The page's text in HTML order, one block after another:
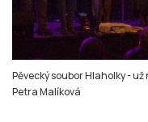
Pěvecký soubor Hlaholky -
Petra Malíková